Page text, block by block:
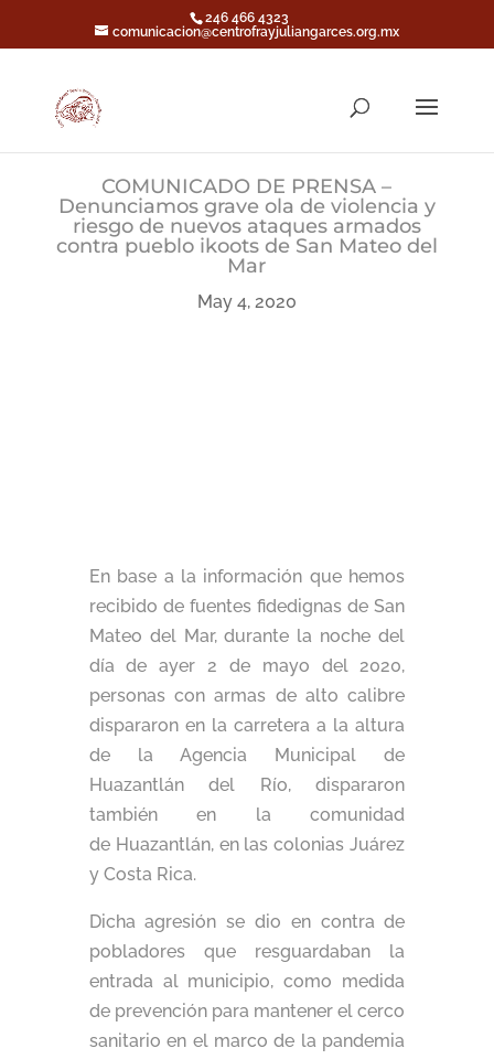
246 466 4323
comunicacion@centrofrayjuliangarces.org.mx
COMUNICADO DE PRENSA –
Denunciamos grave ola de violencia y
riesgo de nuevos ataques armados
contra pueblo ikoots de San Mateo del
Mar
May 4, 2020
En base a la información que hemos
recibido de fuentes fidedignas de San
Mateo del Mar, durante la noche del
día de ayer 2 de mayo del 2020,
personas con armas de alto calibre
dispararon en la carretera a la altura
de la Agencia Municipal de
Huazantlán del Río, dispararon
también en la comunidad
de Huazantlán, en las colonias Juárez
y Costa Rica.
Dicha agresión se dio en contra de
pobladores que resguardaban la
entrada al municipio, como medida
de prevención para mantener el cerco
sanitario en el marco de la pandemia